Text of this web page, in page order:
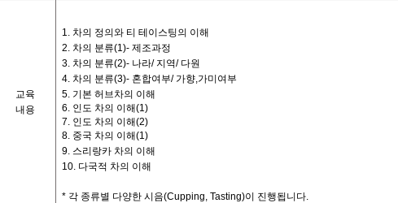
교육
내용
1. 차의 정의와 티 테이스팅의 이해
2. 차의 분류(1)- 제조과정
3. 차의 분류(2)- 나라/ 지역/ 다원
4. 차의 분류(3)- 혼합여부/ 가향,가미여부
5. 기본 허브차의 이해
6. 인도 차의 이해(1)
7. 인도 차의 이해(2)
8. 중국 차의 이해(1)
9. 스리랑카 차의 이해
10. 다국적 차의 이해
* 각 종류별 다양한 시음(Cupping, Tasting)이 진행됩니다.